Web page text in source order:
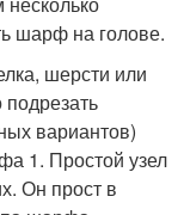
шарф на голове.
шерсти или
вариантов)
1. Простой узел
Он прост в